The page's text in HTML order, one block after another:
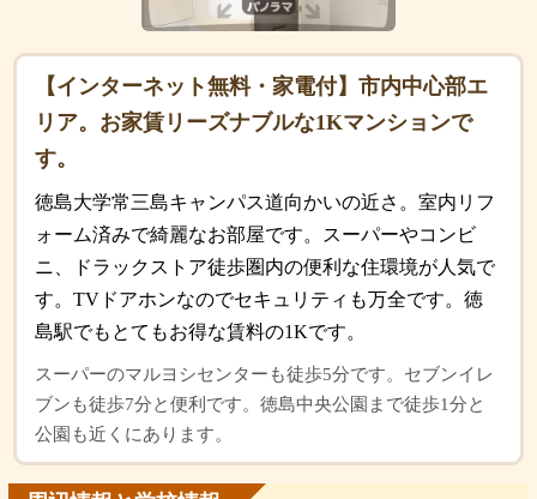
【インターネット無料・家電付】市内中心部エ
リア。お家賃リーズナブルな1Kマンションで
す。
徳島大学常三島キャンパス道向かいの近さ。室内リフ
ォーム済みで綺麗なお部屋です。スーパーやコンビ
ニ、ドラックストア徒歩圏内の便利な住環境が人気で
す。TVドアホンなのでセキュリティも万全です。徳
島駅でもとてもお得な賃料の1Kです。
スーパーのマルヨシセンターも徒歩5分です。セブンイレ
ブンも徒歩7分と便利です。徳島中央公園まで徒歩1分と
公園も近くにあります。